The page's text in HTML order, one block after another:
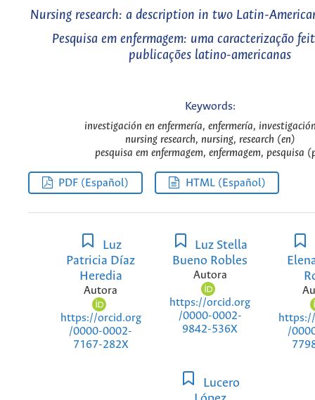
Nursing research: a description in two Latin-
Pesquisa em enfermagem: uma caracterização
publicações latino-americanas
Keywords:
investigación en enfermería, enfermería,
nursing research, nursing, research (en)
pesquisa em enfermagem, enfermagem, pesquisa
PDF (Español) HTML (Español)
Luz
Patricia Díaz
Heredia
Autora
https://orcid.org
/0000-0002-
7167-282X
Luz Stella
Bueno Robles
Autora
https://orcid.org
/0000-0002-
9842-536X
/
Lucero